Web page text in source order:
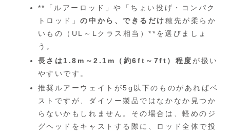
**「ルアーロッド」や「ちょい投げ・コンパク
トロッド」の中から、できるだけ穂先が柔らか
いもの（UL～Lクラス相当）**を選びましょ
う。
長さは1.8m～2.1m（約6ft～7ft）程度 が扱い
やすいです。
推奨ルアーウェイトが5g以下のものがあればベ
ストですが、ダイソー製品ではなかなか見つか
らないかもしれません。その場合は、軽めのジ
グヘッドをキャストする際に、ロッド全体で投